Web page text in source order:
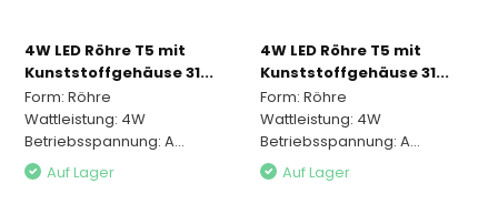
4W LED Röhre T5 mit
Kunststoffgehäuse 31...
Form: Röhre
Wattleistung: 4W
Betriebsspannung: A...
Auf Lager
4W LED Röhre T5 mit
Kunststoffgehäuse 31...
Form: Röhre
Wattleistung: 4W
Betriebsspannung: A...
Auf Lager